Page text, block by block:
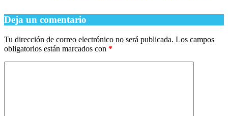
Deja un comentario
Tu dirección de correo electrónico no será publicada. Los campos
obligatorios están marcados con *